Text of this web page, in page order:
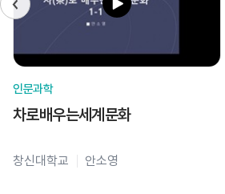
인문과학
차로배우는세계문화
창신대학교 안소영